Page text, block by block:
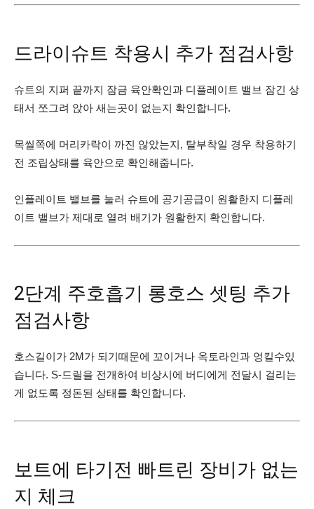
드라이슈트 착용시 추가 점검사항
슈트의 지퍼 끝까지 잠금 육안확인과 디플레이트 밸브 잠긴 상
태서 쪼그려 앉아 새는곳이 없는지 확인합니다.
목씰쪽에 머리카락이 까진 않았는지, 탈부착일 경우 착용하기
전 조립상태를 육안으로 확인해줍니다.
인플레이트 밸브를 눌러 슈트에 공기공급이 원활한지 디플레
이트 밸브가 제대로 열려 배기가 원활한지 확인합니다.
2단계 주호흡기 롱호스 셋팅 추가
점검사항
호스길이가 2M가 되기때문에 꼬이거나 옥토라인과 엉킬수있
습니다. S-드릴을 전개하여 비상시에 버디에게 전달시 걸리는
게 없도록 정돈된 상태를 확인합니다.
보트에 타기전 빠트린 장비가 없는
지 체크